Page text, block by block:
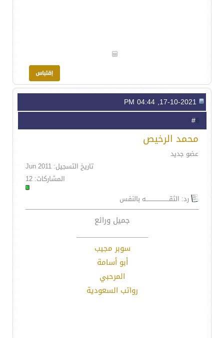
6
محمد الرخيص
عضو جديد
تاريخ التسجيل: Jun 2011
المشاركات: 12
رد: الثقـــــــــــــــــــــــه بالنفس
جميل ورائع
__________________
سوبر مجيب
أبو أسامة
المرحبي
رواتب السعودية